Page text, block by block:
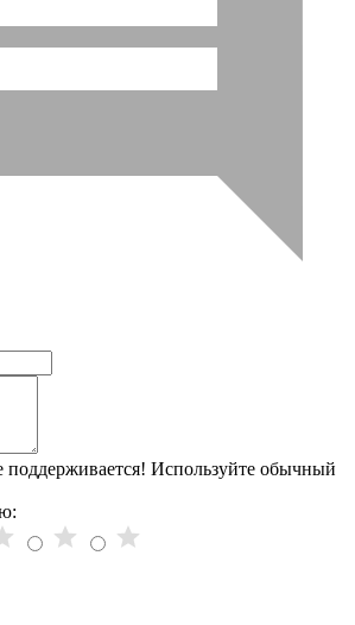
Используйте обычный